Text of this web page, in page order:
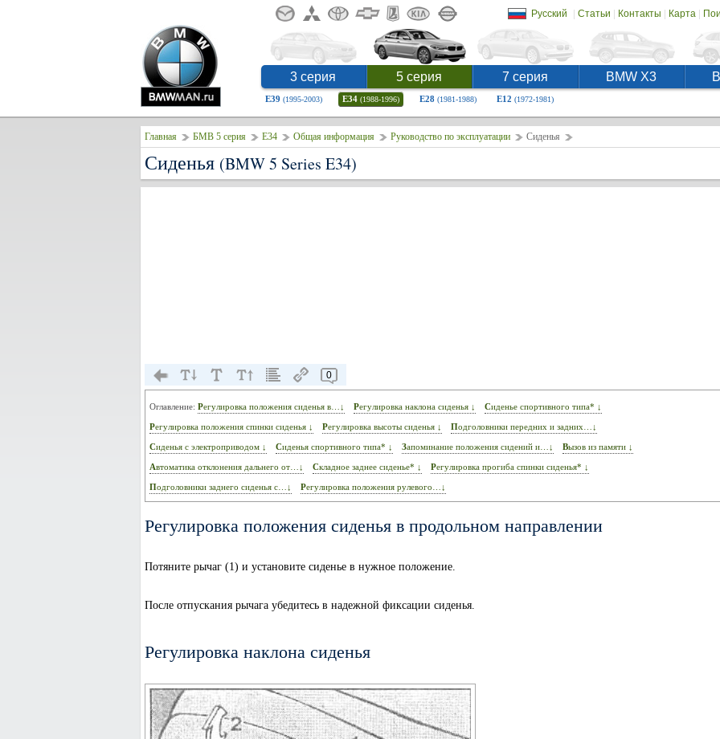
Русский | Статьи | Контакты | Карта|
3 серия 5 серия 7 серия BMW X3
E39 (1995-2003) E34 (1988-1996) E28 (1981-1988) E12 (1972-1981)
Главная БМВ 5 серия E34 Общая информация Руководство по эксплуатации Сиденья
Сиденья (BMW 5 Series E34)
0
Оглавление: Регулировка положения сиденья в…↓ Регулировка наклона сиденья ↓ Сиденье спортивного типа* ↓
Регулировка положения спинки сиденья ↓ Регулировка высоты сиденья ↓ Подголовники передних и задних…↓
Сиденья с электроприводом ↓ Сиденья спортивного типа* ↓ Запоминание положения сидений и…↓ Вызов из памяти ↓
Автоматика отклонения дальнего от…↓ Складное заднее сиденье* ↓ Регулировка прогиба спинки сиденья* ↓
Подголовники заднего сиденья с…↓ Регулировка положения рулевого…↓
Регулировка положения сиденья в продольном направлении
Потяните рычаг (1) и установите сиденье в нужное положение.
После отпускания рычага убедитесь в надежной фиксации сиденья.
Регулировка наклона сиденья